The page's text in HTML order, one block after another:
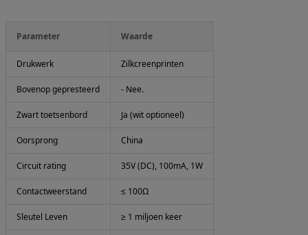
Parameter Waarde
Drukwerk Zilkcreenprinten
Bovenop gepresteerd - Nee.
Zwart toetsenbord Ja (wit optioneel)
Oorsprong China
Circuit rating 35V (DC), 100mA, 1W
Contactweerstand ≤ 100Ω
Sleutel Leven ≥ 1 miljoen keer